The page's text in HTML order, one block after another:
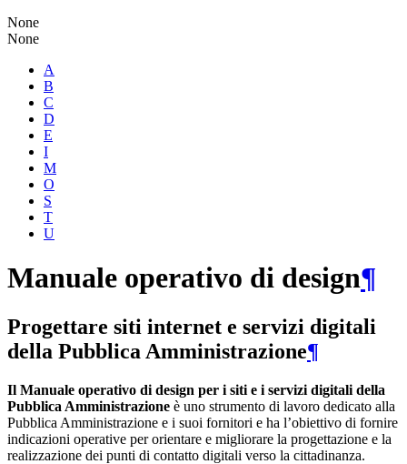
None
None
A
B
C
D
E
I
M
O
S
T
U
Manuale operativo di design¶
Progettare siti internet e servizi digitali
della Pubblica Amministrazione¶
Il Manuale operativo di design per i siti e i servizi digitali della
Pubblica Amministrazione è uno strumento di lavoro dedicato alla
Pubblica Amministrazione e i suoi fornitori e ha l’obiettivo di fornire
indicazioni operative per orientare e migliorare la progettazione e la
realizzazione dei punti di contatto digitali verso la cittadinanza.